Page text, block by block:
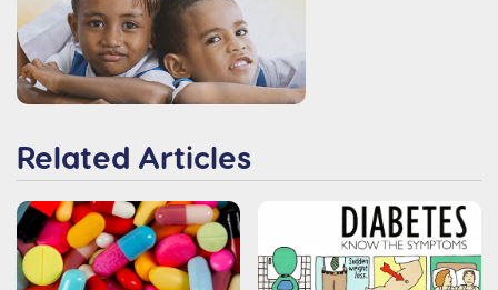
Related Articles